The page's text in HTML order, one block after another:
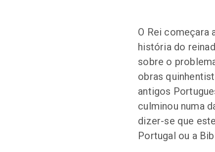
O Rei começara
história do
sobre o
obras
antigos
culminou numa
dizer-se que
Portugal ou a